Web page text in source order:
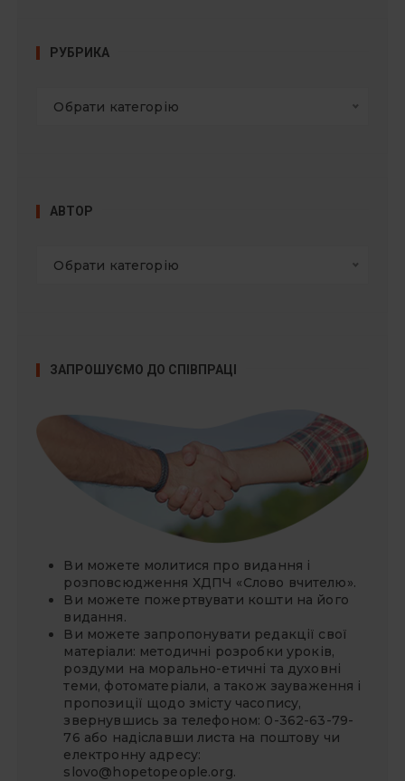
РУБРИКА
Обрати категорію
АВТОР
Обрати категорію
ЗАПРОШУЄМО ДО СПІВПРАЦІ
Ви можете молитися про видання і
розповсюдження ХДПЧ «Слово вчителю».
Ви можете пожертвувати кошти на його
видання.
Ви можете запропонувати редакції свої
матеріали: методичні розробки уроків,
роздуми на морально-етичні та духовні
теми, фотоматеріали, а також зауваження і
пропозиції щодо змісту часопису,
звернувшись за телефоном: 0-362-63-79-
76 або надіславши листа на поштову чи
електронну адресу:
slovo@hopetopeople.org.